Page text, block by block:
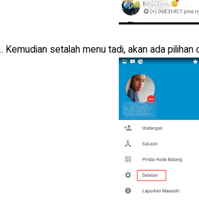
Kemudian setalah menu tadi, akan ada pilihan